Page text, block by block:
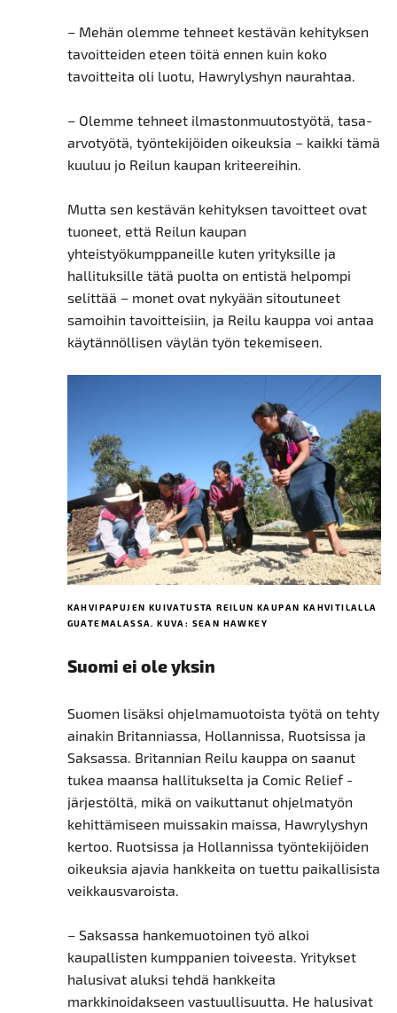
– Mehän olemme tehneet kestävän kehityksen
tavoitteiden eteen töitä ennen kuin koko
tavoitteita oli luotu, Hawrylyshyn naurahtaa.
– Olemme tehneet ilmastonmuutostyötä, tasa-
arvotyötä, työntekijöiden oikeuksia – kaikki tämä
kuuluu jo Reilun kaupan kriteereihin.
Mutta sen kestävän kehityksen tavoitteet ovat
tuoneet, että Reilun kaupan
yhteistyökumppaneille kuten yrityksille ja
hallituksille tätä puolta on entistä helpompi
selittää – monet ovat nykyään sitoutuneet
samoihin tavoitteisiin, ja Reilu kauppa voi antaa
käytännöllisen väylän työn tekemiseen.
KAHVIPAPUJEN KUIVATUSTA REILUN KAUPAN KAHVITILALLA
GUATEMALASSA. KUVA: SEAN HAWKEY
Suomi ei ole yksin
Suomen lisäksi ohjelmamuotoista työtä on tehty
ainakin Britanniassa, Hollannissa, Ruotsissa ja
Saksassa. Britannian Reilu kauppa on saanut
tukea maansa hallitukselta ja Comic Relief -
järjestöltä, mikä on vaikuttanut ohjelmatyön
kehittämiseen muissakin maissa, Hawrylyshyn
kertoo. Ruotsissa ja Hollannissa työntekijöiden
oikeuksia ajavia hankkeita on tuettu paikallisista
veikkausvaroista.
– Saksassa hankemuotoinen työ alkoi
kaupallisten kumppanien toiveesta. Yritykset
halusivat aluksi tehdä hankkeita
markkinoidakseen vastuullisuutta. He halusivat